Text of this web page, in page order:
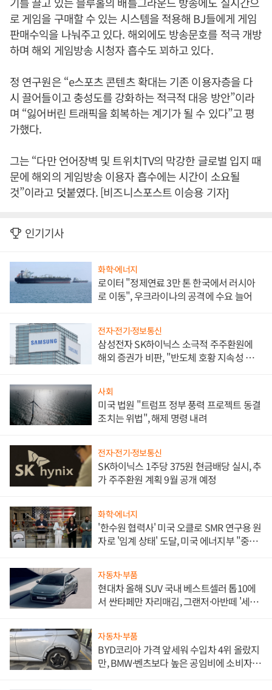
로 게임을 구매할 수 있는 시스템을 적용해 BJ들에게 게임
판매수익을 나눠주고 있다. 해외에도 방송문호를 적극 개방
하며 해외 게임방송 시청자 흡수도 꾀하고 있다.
정 연구원은 “e스포츠 콘텐츠 확대는 기존 이용자층을 다
시 끌어들이고 충성도를 강화하는 적극적 대응 방안”이라
며 “잃어버린 트래픽을 회복하는 계기가 될 수 있다”고 평
가했다.
그는 “다만 언어장벽 및 트위치TV의 막강한 글로벌 입지 때
문에 해외의 게임방송 이용자 흡수에는 시간이 소요될
것”이라고 덧붙였다. [비즈니스포스트 이승용 기자]
인기기사
화학·에너지
로이터 "정제연료 3만 톤 한국에서 러시아
로 이동", 우크라이나의 공격에 수요 늘어
전자·전기·정보통신
삼성전자 SK하이닉스 소극적 주주환원에
해외 증권가 비판, "반도체 호황 지속성 의
사회
미국 법원 "트럼프 정부 풍력 프로젝트 동결
조치는 위법", 해제 명령 내려
전자·전기·정보통신
SK하이닉스 1주당 375원 현금배당 실시, 추
가 주주환원 계획 9월 공개 예정
화학·에너지
'한수원 협력사' 미국 오클로 SMR 연구용 원
자로 '임계 상태' 도달, 미국 에너지부 "중요
자동차·부품
현대차 올해 SUV 국내 베스트셀러 톱10에
서 싼타페만 자리매김, 그랜저·아반떼 '세단
자동차·부품
BYD코리아 가격 앞세워 수입차 4위 올랐지
만, BMW·벤츠보다 높은 공임비에 소비자